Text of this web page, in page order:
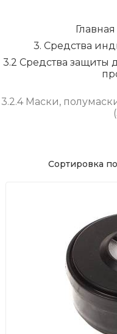
Главная
3. Средства
3.2 Средства защиты
3.2.4 Маски,
Сортировка